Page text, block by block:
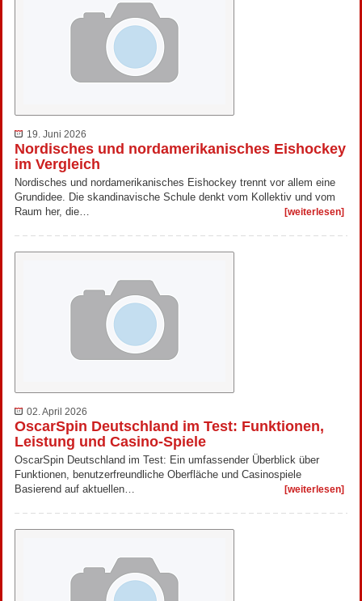
19. Juni 2026
Nordisches und nordamerikanisches Eishockey
im Vergleich
Nordisches und nordamerikanisches Eishockey trennt vor allem eine
Grundidee. Die skandinavische Schule denkt vom Kollektiv und vom
Raum her, die…
[weiterlesen]
02. April 2026
OscarSpin Deutschland im Test: Funktionen,
Leistung und Casino-Spiele
OscarSpin Deutschland im Test: Ein umfassender Überblick über
Funktionen, benutzerfreundliche Oberfläche und Casinospiele
Basierend auf aktuellen…
[weiterlesen]